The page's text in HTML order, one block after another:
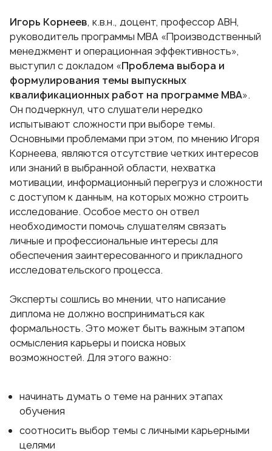
Игорь Корнеев, к.в.н., доцент, профессор АВН,
руководитель программы МВА «Производственный
менеджмент и операционная эффективность»,
выступил с докладом «Проблема выбора и
формулирования темы выпускных
квалификационных работ на программе MBA».
Он подчеркнул, что слушатели нередко
испытывают сложности при выборе темы.
Основными проблемами при этом, по мнению Игоря
Корнеева, являются отсутствие четких интересов
или знаний в выбранной области, нехватка
мотивации, информационный перегруз и сложности
с доступом к данным, на которых можно строить
исследование. Особое место он отвел
необходимости помочь слушателям связать
личные и профессиональные интересы для
обеспечения заинтересованного и прикладного
исследовательского процесса.
Эксперты сошлись во мнении, что написание
диплома не должно восприниматься как
формальность. Это может быть важным этапом
осмысления карьеры и поиска новых
возможностей. Для этого важно:
начинать думать о теме на ранних этапах
обучения
соотносить выбор темы с личными карьерными
целями